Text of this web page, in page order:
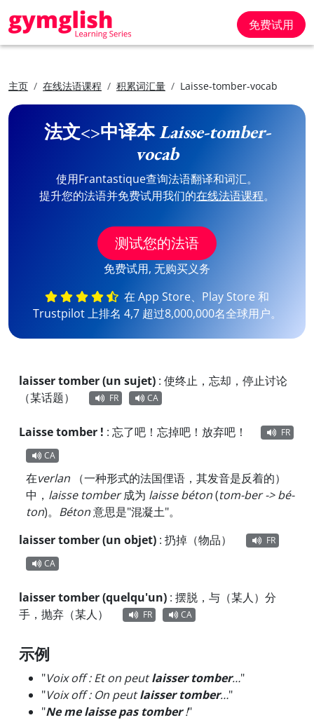
免费试用
主页 在线法语课程 积累词汇量 Laisse-tomber-vocab
法文<>中译本Laisse-tomber-
vocab
使用Frantastique查询法语翻译和词汇。
提升您的法语并免费试用我们的在线法语课程。
测试您的法语
免费试用, 无购买义务
在 App Store、Play Store 和
Trustpilot 上排名 4,7 超过8,000,000名全球用户。
laisser tomber (un sujet) : 使终止，忘却，停止讨论
（某话题）
FR CA
Laisse tomber ! : 忘了吧！忘掉吧！放弃吧！
FR
CA
在verlan
（一种形式的法国俚语，其发音是反着的）
中， laisse tomber成为 laisse béton(tom-ber -> bé-
ton)。 Béton意思是"混凝土"。
laisser tomber (un objet) : 扔掉（物品）
FR
CA
laisser tomber (quelqu'un) : 摆脱，与（某人）分
手，抛弃（某人）
FR CA
示例
"Voix off : Et on peutlaisser tomber…"
"Voix off : On peutlaisser tomber…"
"Ne me laisse pas tomber!"